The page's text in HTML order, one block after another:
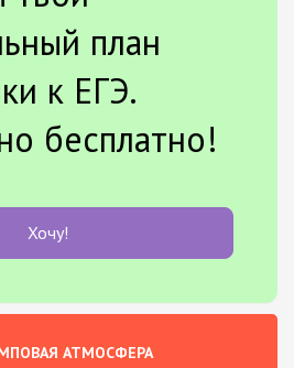
план
к ЕГЭ.
бесплатно!
Хочу!
АТМОСФЕРА